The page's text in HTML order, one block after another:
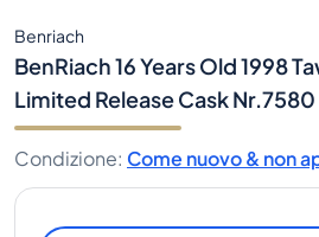
Benriach
BenRiach 16 Years Old 1998
Limited Release Cask Nr.7580
Condizione: Come nuovo & non